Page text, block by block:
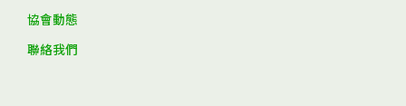
協會動態
聯絡我們